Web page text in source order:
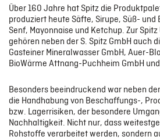
Digitale Geschäftsmodelle & Smart Services
ERGEBNISSE
Über 160 Jahre hat Spitz die
produziert heute Säfte, Sirupe, Süß-
Senf, Mayonnaise und Ketchup. Zur
gehören neben der S. Spitz GmbH auch
Gasteiner Mineralwasser GmbH, Auer-
BioWärme Attnang-Puchheim GmbH
Besonders beeindruckend war neben
die Handhabung von Beschaffungs-,
bzw. Lagerrisiken, der besondere
Nachhaltigkeit. Nicht nur, dass
Rohstoffe verarbeitet werden, sondern